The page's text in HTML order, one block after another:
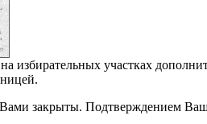
избирательных участках
закрыты. Подтверждением